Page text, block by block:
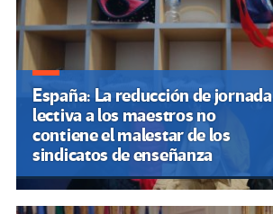
España: La reducción de jornada
lectiva a los maestros no
contiene el malestar de los
sindicatos de enseñanza